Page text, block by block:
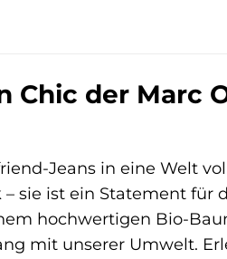
Chic der Marc
Jeans in eine Welt
sie ist ein Statement
hochwertigen Bio-
mit unserer Umwelt.